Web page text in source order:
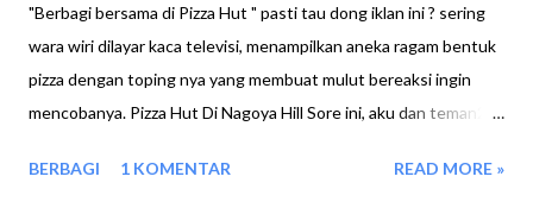
"Berbagi bersama di Pizza Hut " pasti tau dong iklan ini ? sering
wara wiri dilayar kaca televisi, menampilkan aneka ragam bentuk
pizza dengan toping nya yang membuat mulut bereaksi ingin
mencobanya. Pizza Hut Di Nagoya Hill Sore ini, aku dan teman2
Delight dari Pizza Hut, pilihan menu diatas ada yang untuk
BERBAGI 1 KOMENTAR READ MORE »